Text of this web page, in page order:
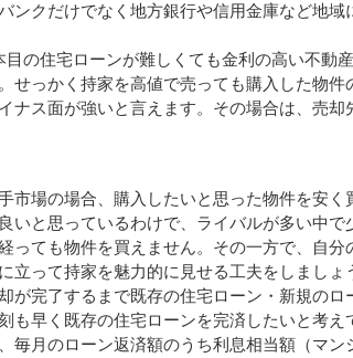
ンクだけでなく地方銀行や信用金庫など地
の住宅ローンが難しくても金利の高い不動
せっかく持家を高値で売っても購入した物
ナス面が強いと言えます。その場合は、売却
市場の場合、購入したいと思った物件を安く
いと思っているわけで、ライバルが多い中
っても物件を買えません。その一方で、自
立って持家を魅力的に見せる工夫をしましょ
が完了するまで既存の住宅ローン・新規のロ
も早く既存の住宅ローンを完済したいと考
毎月のローン返済額のうち利息相当額（マ